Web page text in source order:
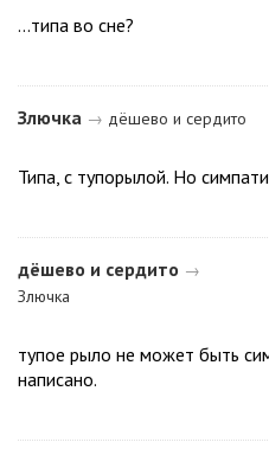
...типа во сне?
Злючка → дёшево и сердито
Типа, с тупорылой. Но
дёшево и сердито →
Злючка
тупое рыло не может быть
написано.